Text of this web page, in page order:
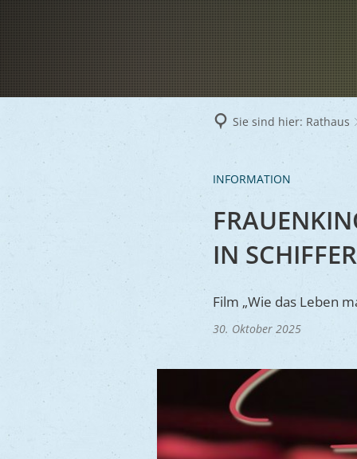
Sie sind hier: Rathaus
INFORMATION
IN
Film „Wie das Leben
30. Oktober 2025